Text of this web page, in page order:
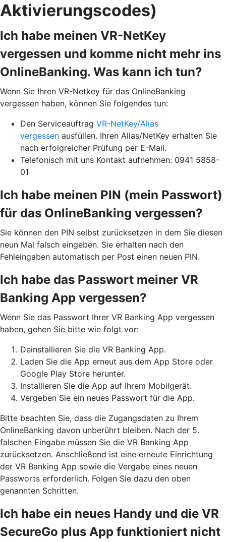
Aktivierungscodes)
Ich habe meinen VR-NetKey
vergessen und komme nicht mehr ins
OnlineBanking. Was kann ich tun?
Wenn Sie Ihren VR-Netkey für das OnlineBanking
vergessen haben, können Sie folgendes tun:
Den Serviceauftrag VR-NetKey/Alias
vergessen ausfüllen. Ihren Alias/NetKey erhalten Sie
nach erfolgreicher Prüfung per E-Mail.
Telefonisch mit uns Kontakt aufnehmen: 0941 5858-
01
Ich habe meinen PIN (mein Passwort)
für das OnlineBanking vergessen?
Sie können den PIN selbst zurücksetzen in dem Sie diesen
neun Mal falsch eingeben. Sie erhalten nach den
Fehleingaben automatisch per Post einen neuen PIN.
Ich habe das Passwort meiner VR
Banking App vergessen?
Wenn Sie das Passwort Ihrer VR Banking App vergessen
haben, gehen Sie bitte wie folgt vor:
Deinstallieren Sie die VR Banking App.
Laden Sie die App erneut aus dem App Store oder
Google Play Store herunter.
Installieren Sie die App auf Ihrem Mobilgerät.
Vergeben Sie ein neues Passwort für die App.
Bitte beachten Sie, dass die Zugangsdaten zu Ihrem
OnlineBanking davon unberührt bleiben. Nach der 5.
falschen Eingabe müssen Sie die VR Banking App
zurücksetzen. Anschließend ist eine erneute Einrichtung
der VR Banking App sowie die Vergabe eines neuen
Passworts erforderlich. Folgen Sie dazu den oben
genannten Schritten.
Ich habe ein neues Handy und die VR
SecureGo plus App funktioniert nicht